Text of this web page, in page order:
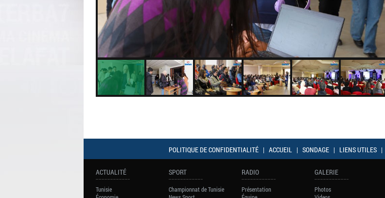
POLITIQUE DE CONFIDENTIALITÉ | ACCUEIL | SONDAGE | LIENS UTILES |
ACTUALITÉ
Tunisie
SPORT
Championnat de Tunisie
RADIO
Présentation
GALERIE
Photos